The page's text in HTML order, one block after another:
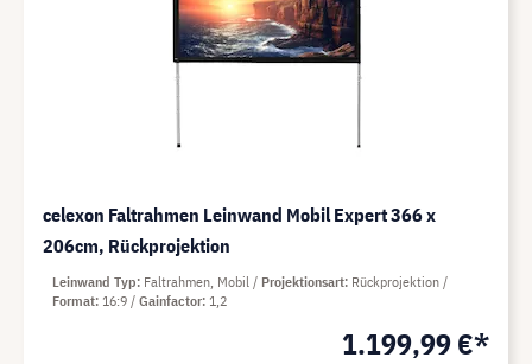
celexon Faltrahmen Leinwand Mobil Expert 366 x
206cm, Rückprojektion
1.199,99 €*
Leinwand Typ Faltrahmen, Mobil Projektionsart Rückprojektion
Format 16:9 Gainfactor 1,2